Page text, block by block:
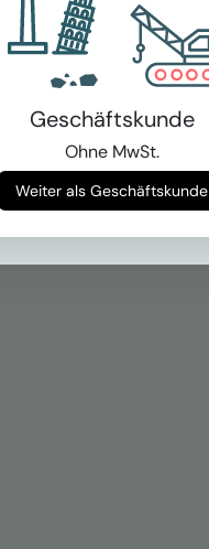
Geschäftskunde
Ohne MwSt.
Weiter als Geschäftskunde